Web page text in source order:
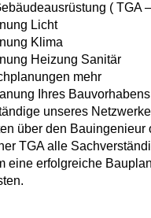
( TGA
Licht
Klima
Heizung Sanitär
mehr
Ihres
unseres
über den
TGA alle
eine erfolgreiche